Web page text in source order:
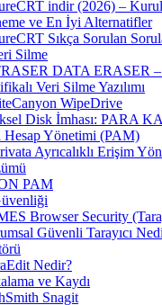
indir (2026) –
ve En İyi Alternatifler
Sıkça Sorulan
Silme
DATA ERASER
Veri Silme Yazılımı
WipeDrive
Disk İmhası: PARA
Hesap Yönetimi (PAM)
Ayrıcalıklı Erişim
PAM
Browser Security
Güvenli Tarayıcı
Nedir?
ve Kaydı
Snagit